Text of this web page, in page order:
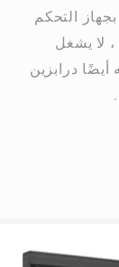
التحكم
لا يشغل
درابزين